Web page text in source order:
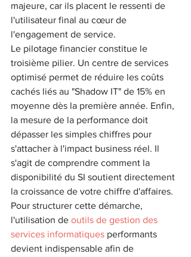
majeure, car ils placent le ressenti de
l'utilisateur final au cœur de
l'engagement de service.
Le pilotage financier constitue le
troisième pilier. Un centre de services
optimisé permet de réduire les coûts
cachés liés au "Shadow IT" de 15% en
moyenne dès la première année. Enfin,
la mesure de la performance doit
dépasser les simples chiffres pour
s'attacher à l'impact business réel. Il
s'agit de comprendre comment la
disponibilité du SI soutient directement
la croissance de votre chiffre d'affaires.
Pour structurer cette démarche,
l'utilisation de outils de gestion des
services informatiques performants
devient indispensable afin de